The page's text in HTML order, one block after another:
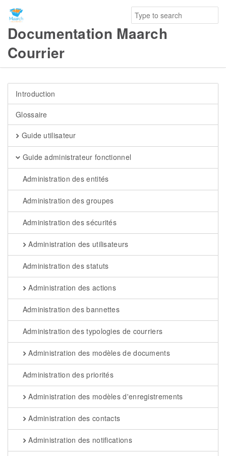
Documentation Maarch
Courrier
Introduction
Glossaire
Guide utilisateur
Guide administrateur fonctionnel
Administration des entités
Administration des groupes
Administration des sécurités
Administration des utilisateurs
Administration des statuts
Administration des actions
Administration des bannettes
Administration des typologies de courriers
Administration des modèles de documents
Administration des priorités
Administration des modèles d'enregistrements
Administration des contacts
Administration des notifications